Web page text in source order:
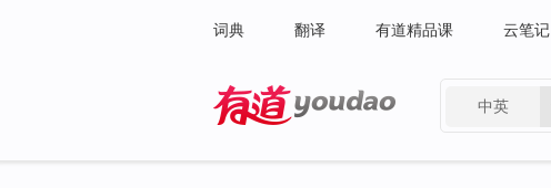
词典 翻译 有道精品课 云笔记
中英